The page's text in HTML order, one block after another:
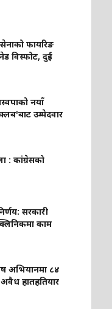
फायरिङ
विस्फोट, दुई
नयाँ
उम्मेदवार
: कांग्रेसको
सरकारी
काम
अभियानमा ८४
अवैध हातहतियार